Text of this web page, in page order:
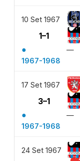
10 Set 1967
1–1
●
—
1967-1968
17 Set 1967
3–1
●
—
1967-1968
24 Set 1967